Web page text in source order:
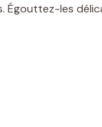
Égouttez-les